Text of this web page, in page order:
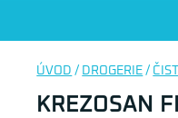
ÚVOD / DROGERIE /
KREZOSAN